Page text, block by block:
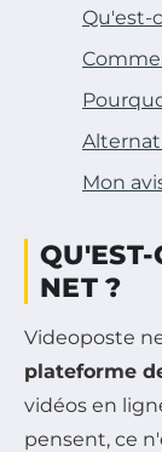
Qu'est-
Mon
QU'EST-
NET ?
Videoposte
plateforme
vidéos en
pensent, ce